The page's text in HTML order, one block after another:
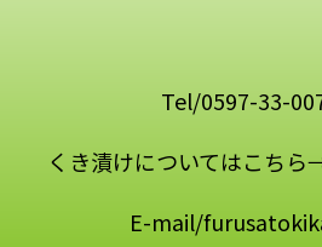
Tel/0597-33-
くき漬けについてはこち
E-mail/